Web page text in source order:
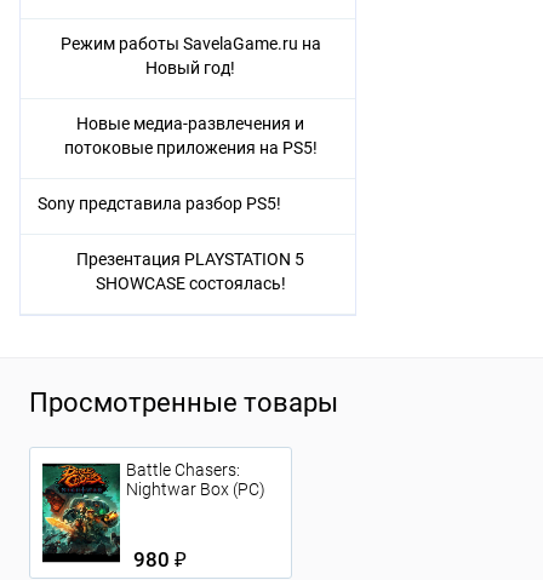
Режим работы SavelaGame.ru на
Новый год!
Новые медиа-развлечения и
потоковые приложения на PS5!
Sony представила разбор PS5!
Презентация PLAYSTATION 5
SHOWCASE состоялась!
Просмотренные товары
Battle Chasers:
Nightwar Box (PC)
980 ₽